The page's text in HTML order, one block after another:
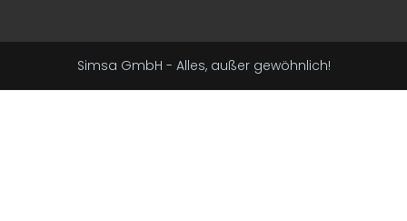
Simsa GmbH - Alles, außer gewöhnlich!